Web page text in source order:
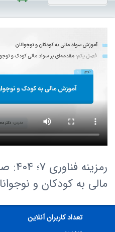
مالی به کودکان و
تعداد کاربران آنلاین